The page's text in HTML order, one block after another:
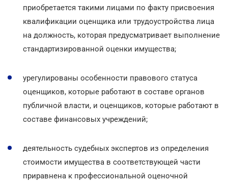
приобретается такими лицами по факту присвоения
квалификации оценщика или трудоустройства лица
на должность, которая предусматривает выполнение
стандартизированной оценки имущества;
урегулированы особенности правового статуса
оценщиков, которые работают в составе органов
публичной власти, и оценщиков, которые работают в
составе финансовых учреждений;
деятельность судебных экспертов из определения
стоимости имущества в соответствующей части
приравнена к профессиональной оценочной